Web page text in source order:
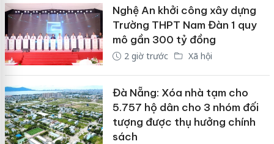
Nghệ An khởi công xây dựng
Trường THPT Nam Đàn 1 quy
mô gần 300 tỷ đồng
2 giờ trước Xã hội
Đà Nẵng: Xóa nhà tạm cho
5.757 hộ dân cho 3 nhóm đối
tượng được thụ hưởng chính
sách